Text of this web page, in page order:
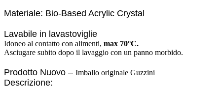
Materiale: Bio-Based Acrylic Crystal
Lavabile in lavastoviglie
Idoneo al contatto con alimenti, max 70°C.
Asciugare subito dopo il lavaggio con un panno morbido.
Prodotto Nuovo – Imballo originale Guzzini
Descrizione: